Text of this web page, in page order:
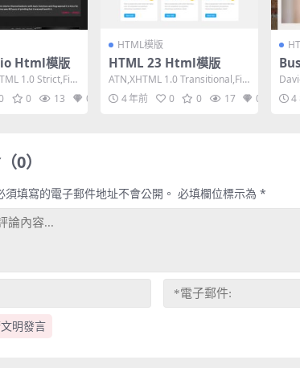
Html模版
1.0 Strict,Fix
0 13 0
HTML模版
HTML 23 Html模版
ATN,XHTML 1.0 Transitional,Fix
ed Width, ...
4 年前 0 0 17 0
模
e,
4
0）
明發言
須填寫的電子郵件地址不會公開。 必填欄位標示為 *